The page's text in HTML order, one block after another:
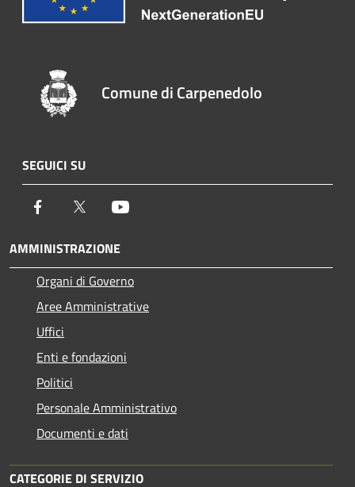
Comune di Carpenedolo
SEGUICI SU
Facebook Twitter
AMMINISTRAZIONE
Organi di Governo
Aree Amministrative
Uffici
Enti e fondazioni
Politici
Personale Amministrativo
Documenti e dati
CATEGORIE DI SERVIZIO